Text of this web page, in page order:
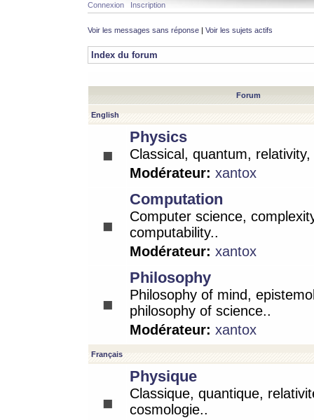
Connexion Inscription
Voir les messages sans réponse | Voir les sujets actifs
Index du forum
Forum
English
Physics
Classical, quantum,
Modérateur: xantox
Computation
Computer science,
computability..
Modérateur: xantox
Philosophy
Philosophy of mind,
philosophy of science..
Modérateur: xantox
Français
Physique
Classique, quantique,
cosmologie..